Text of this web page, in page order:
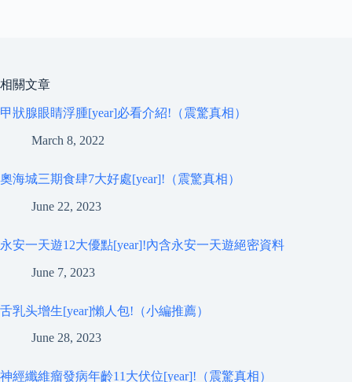
相關文章
甲狀腺眼睛浮腫[year]必看介紹!（震驚真相）
March 8, 2022
奧海城三期食肆7大好處[year]!（震驚真相）
June 22, 2023
永安一天遊12大優點[year]!內含永安一天遊絕密資料
June 7, 2023
舌乳头增生[year]懶人包!（小編推薦）
June 28, 2023
神經纖維瘤發病年齡11大伏位[year]!（震驚真相）